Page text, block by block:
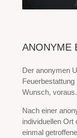
ANONYME
Der anonymen
Feuerbestattung
Wunsch, voraus.
Nach einer
individuellen Ort
einmal